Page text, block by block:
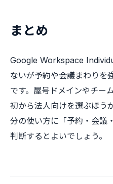
まとめ
Google Workspace
ないが予約や会議まわりを
です。屋号ドメインやチー
初から法人向けを選ぶほう
分の使い方に「予約・会議
判断するとよいでしょう。